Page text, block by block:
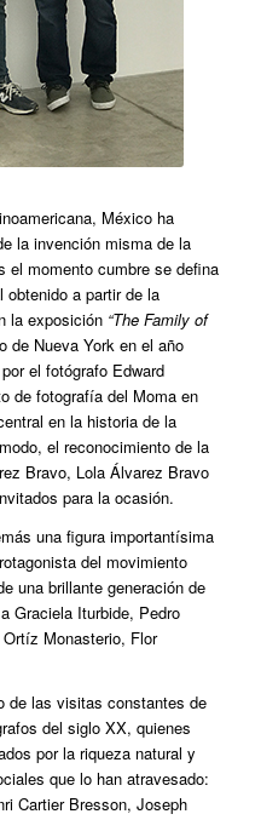
México ha
la invención misma de la
el momento cumbre se defina
obtenido a partir de la
la exposición “The Family of
de Nueva York en el año
el fotógrafo Edward
de fotografía del Moma en
en la historia de la
el reconocimiento de la
Bravo, Lola Álvarez Bravo
para la ocasión.
una figura importantísima
del movimiento
una brillante generación de
Graciela Iturbide, Pedro
Monasterio, Flor
de las visitas constantes de
del siglo XX, quienes
por la riqueza natural y
que lo han atravesado:
Cartier Bresson, Joseph